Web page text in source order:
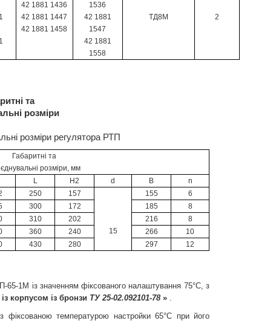
42 1881 1436
42 1881 1447
42 1881 1458
1536
42 1881
1547
42 1881
1558
ТД8М 2
та
розміри
Габаритні та
розміри, мм
L H2 d B
n
250 157
15
155
6
300 172 185
8
310 202 216
8
360 240 266
10
430 280 297 12
65-1М із значенням фіксованого налаштування 75°С, з
корпусом із бронзи ТУ 25-02.092101-78» .
фіксованою температурою настройки 65°С при його